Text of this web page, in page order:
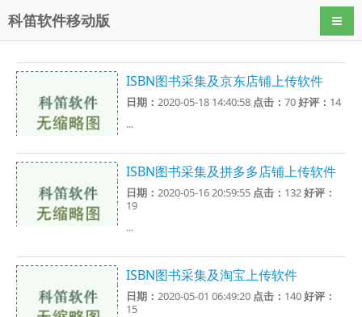
科笛软件移动版 导航
ISBN图书采集及京东店铺上传软件
日期：2020-05-18 14:40:58 点击：70好评： 14
...
ISBN图书采集及拼多多店铺上传软件
日期：2020-05-16 20:59:55 点击： 132好评：
19
...
ISBN图书采集及淘宝上传软件
日期：2020-05-01 06:49:20 点击： 140好评：
15